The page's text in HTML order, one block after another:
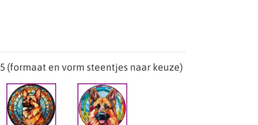
(formaat en vorm steentjes naar keuze)